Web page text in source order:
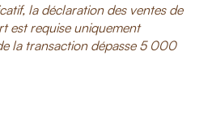
la déclaration des ventes de
est requise uniquement
la transaction dépasse 5 000